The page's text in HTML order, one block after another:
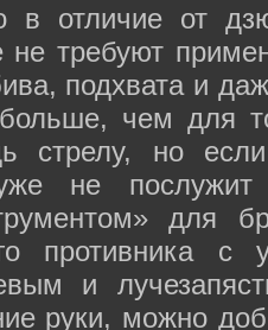
в отличие от
не требуют
подхвата и
чем для
стрелу, но
не
для
противника с
и
руки, можно